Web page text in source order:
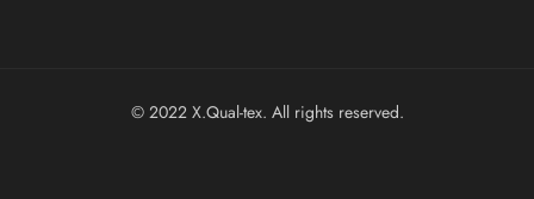
© 2022 X.Qual-tex. All rights reserved.